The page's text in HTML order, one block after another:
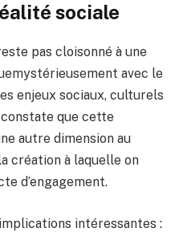
sociale
pas cloisonné à une
avec le
enjeux sociaux, culturels
que cette
autre dimension au
création à laquelle on
d’engagement.
intéressantes :